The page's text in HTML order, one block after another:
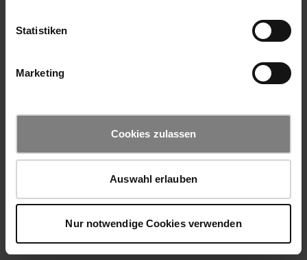
Statistiken
Marketing
Cookies zulassen
Auswahl erlauben
Nur notwendige Cookies verwenden